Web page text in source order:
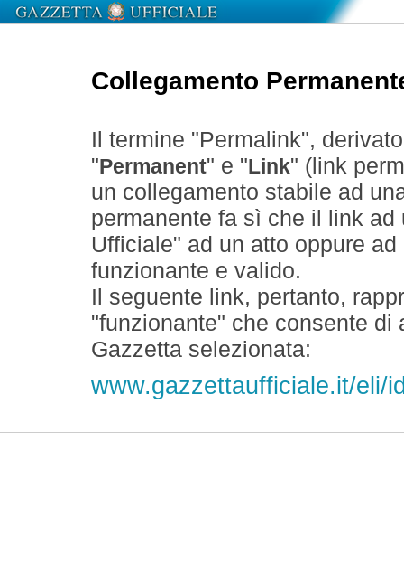
Collegamento
Il termine "Permalink",
" Permanent" e " Link" (link
un collegamento stabile ad
permanente fa sì che il link
Ufficiale" ad un atto oppure
funzionante e valido.
Il seguente link, pertanto,
"funzionante" che consente
Gazzetta selezionata:
www.gazzettaufficiale.it/eli/